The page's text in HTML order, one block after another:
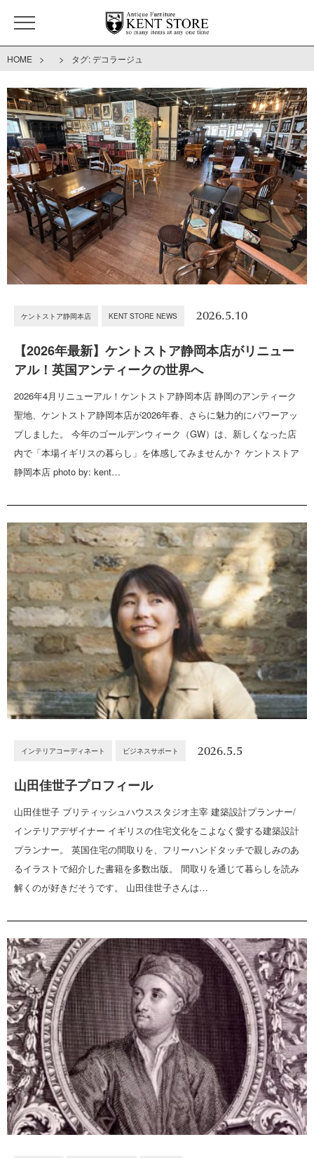
HOME > > タグ:デコラージュ
ケントストア静岡本店 KENT STORE NEWS 2026.5.10
【2026年最新】ケントストア静岡本店がリニュー
アル！英国アンティークの世界へ
2026年4月リニューアル！ケントストア静岡本店 静岡のアンティーク
聖地、ケントストア静岡本店が2026年春、さらに魅力的にパワーアッ
プしました。 今年のゴールデンウィーク（GW）は、新しくなった店
内で「本場イギリスの暮らし」を体感してみませんか？ ケントストア
静岡本店 photo by: kent…
インテリアコーディネート ビジネスサポート 2026.5.5
山田佳世子プロフィール
山田佳世子 ブリティッシュハウススタジオ主宰 建築設計プランナー/
インテリアデザイナー イギリスの住宅文化をこよなく愛する建築設計
プランナー。 英国住宅の間取りを、フリーハンドタッチで親しみのあ
るイラストで紹介した書籍を多数出版。 間取りを通じて暮らしを読み
解くのが好きだそうです。 山田佳世子さんは…